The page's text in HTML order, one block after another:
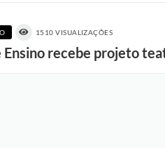
1510 VISUALIZAÇÕES
Ensino recebe projeto